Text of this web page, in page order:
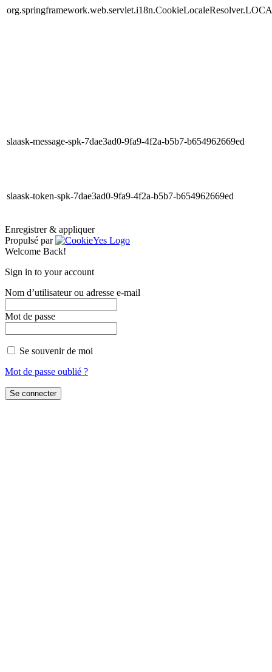
slaask-message-spk-7dae3ad0-9fa9-4f2a-b5b7-b654962669ed
slaask-token-spk-7dae3ad0-9fa9-4f2a-b5b7-b654962669ed
Enregistrer & appliquer
Propulsé par
Welcome Back!
Sign in to your account
Nom d’utilisateur ou adresse e-mail
Mot de passe
Se souvenir de moi
Mot de passe oublié ?